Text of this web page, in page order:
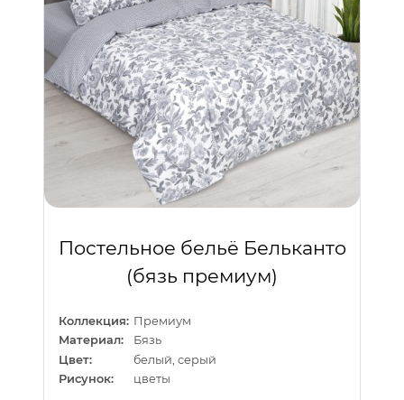
Постельное бельё Бельканто
(бязь премиум)
Коллекция: Премиум
Материал:
Бязь
Цвет:
белый, серый
Рисунок:
цветы